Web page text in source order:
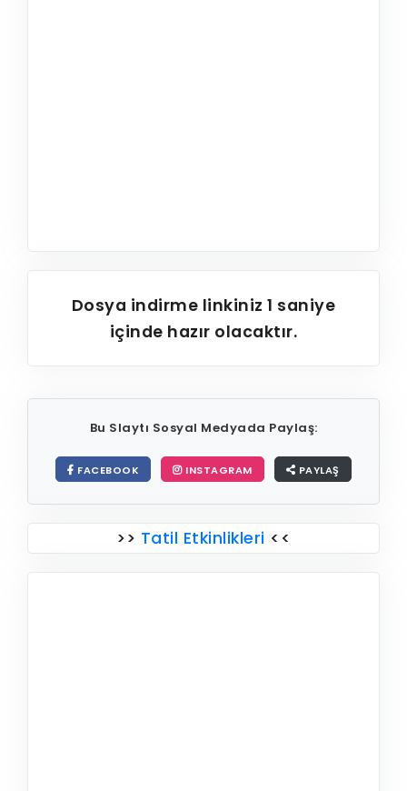
Dosya indirme linkiniz1 saniye
içinde hazır olacaktır.
Bu Slaytı Sosyal Medyada Paylaş:
FACEBOOK INSTAGRAM PAYLAŞ
>> Tatil Etkinlikleri <<